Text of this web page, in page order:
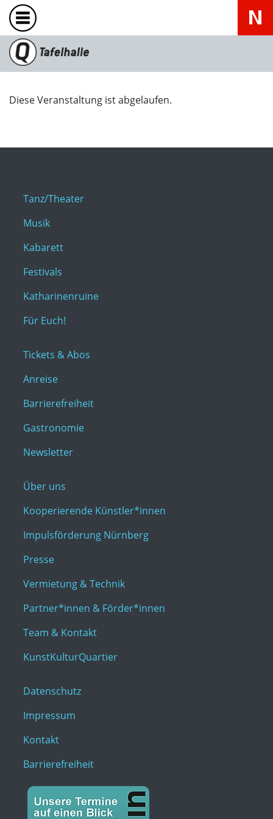
Diese Veranstaltung ist abgelaufen.
Tanz/Theater
Musik
Kabarett
Festivals
Katharinenruine
Für Euch!
Tickets & Abos
Anreise
Barrierefreiheit
Gastronomie
Newsletter
Über uns
Kooperierende Künstler*innen
Impulsförderung Nürnberg
Presse
Vermietung & Technik
Partner*innen & Förder*innen
Team & Kontakt
KunstKulturQuartier
Datenschutz
Impressum
Kontakt
Barrierefreiheit